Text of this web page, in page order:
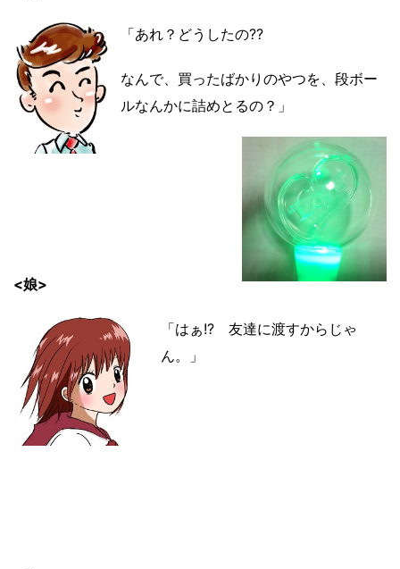
「あれ？どうしたの??
なんで、買ったばかりのやつを、段ボー
ルなんかに詰めとるの？」
<娘>
「はぁ!? 友達に渡すからじゃ
ん。」